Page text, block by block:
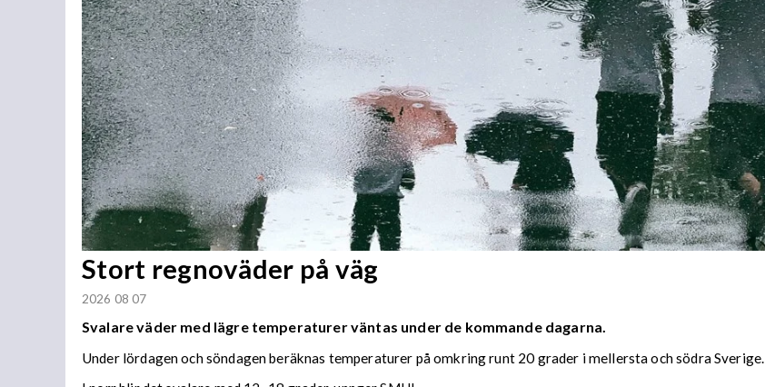
Stort regnoväder på väg
2026 08 07
Svalare väder med lägre temperaturer väntas under de kommande dagarna.
Under lördagen och söndagen beräknas temperaturer på omkring runt 20 grader i mellersta och södra Sverige.